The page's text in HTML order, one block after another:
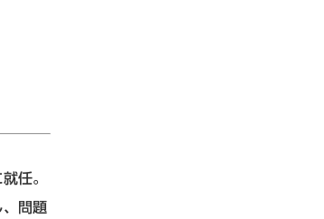
任。
、問題